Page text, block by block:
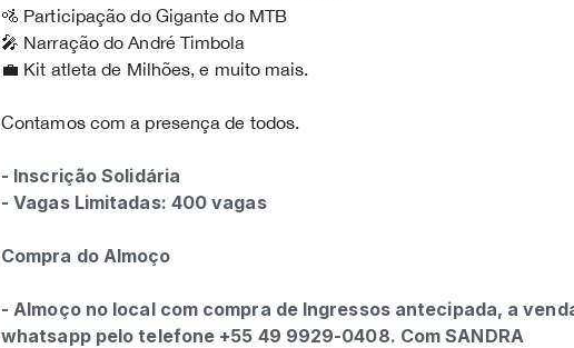
🚵 Participação do Gigante do MTB
🎤 Narração do André Timbola
💼 Kit atleta de Milhões, e muito mais.
Contamos com a presença de todos.
- Inscrição Solidária
- Vagas Limitadas: 400 vagas
Compra do Almoço
- Almoço no local com compra de Ingressos antecipada, a
whatsapp pelo telefone +55 49 9929-0408. Com SANDRA